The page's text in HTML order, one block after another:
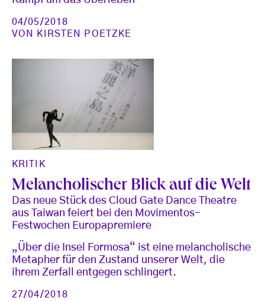
04/05/2018
VON
KIRSTEN POETZKE
KRITIK
Melancholischer Blick auf die Welt
Das neue Stück des Cloud Gate Dance Theatre
aus Taiwan feiert bei den Movimentos-
Festwochen Europapremiere
„Über die Insel Formosa“ ist eine melancholische
Metapher für den Zustand unserer Welt, die
ihrem Zerfall entgegen schlingert.
27/04/2018